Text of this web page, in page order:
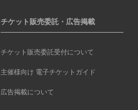
チケット販売委託・広告掲載
チケット販売委託受付について
主催様向け 電子チケットガイド
広告掲載について